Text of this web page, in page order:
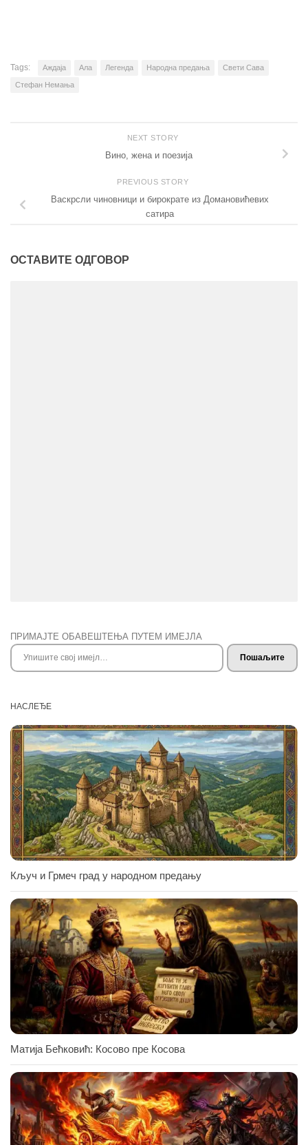
Tags: Аждаја Ала Легенда Народна предања Свети Сава
Стефан Немања
NEXT STORY
Вино, жена и поезија
PREVIOUS STORY
Васкрсли чиновници и бирократе из Домановићевих
сатира
ОСТАВИТЕ ОДГОВОР
ПРИМАЈТЕ ОБАВЕШТЕЊА ПУТЕМ ИМЕЈЛА
Упишите свој имејл…
Пошаљите
НАСЛЕЂЕ
Кључ и Грмеч град у народном предању
Матија Бећковић: Косово пре Косова